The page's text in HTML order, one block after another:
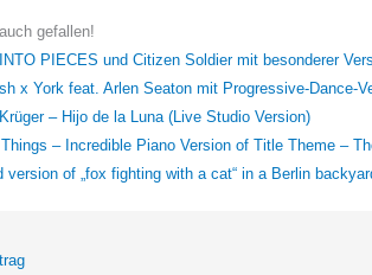
gefallen!
PIECES und Citizen Soldier mit besonderer
x York feat. Arlen Seaton mit Progressive-Dance-
– Hijo de la Luna (Live Studio Version)
– Incredible Piano Version of Title Theme –
version of „fox fighting with a cat“ in a Berlin